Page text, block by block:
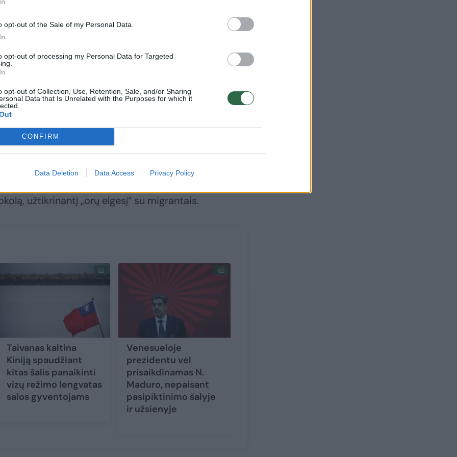
opt-out of the Sale of my Personal Data.
opt-out of processing my Personal Data for Targeted
opt-out of Collection, Use, Retention, Sale, and/or Sharing
Data that Is Unrelated with the Purposes for which it
CONFIRM
Data Deletion Data Access Privacy Policy
ir užsienyje
Gustavo‘as Petro‘as sekmadienį pareiškė,
migrantais patekti į jo šalies oro erdvę.
su Kolumbijos migrantais kaip su nusikaltėliais.
JAV lėktuvams, skraidinantiems Kolumbijos
X platformoje, pridūręs, kad jie bus priimti tik tada,
užtikrinantį „orų elgesį“ su migrantais.
Taivanas kaltina
Kiniją spaudžiant
kitas šalis panaikinti
vizų režimo lengvatas
salos gyventojams
Venesueloje
prezidentu vėl
prisaikdinamas N.
Maduro, nepaisant
pasipiktinimo šalyje
ir užsienyje